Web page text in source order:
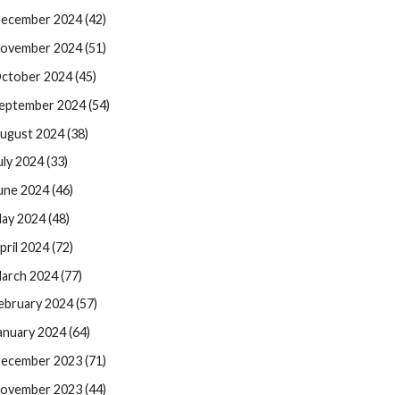
2024 (42)
2024 (51)
2024 (45)
2024 (54)
2024 (38)
2024 (33)
2024 (46)
2024 (48)
2024 (72)
2024 (77)
2024 (57)
2024 (64)
2023 (71)
2023 (44)